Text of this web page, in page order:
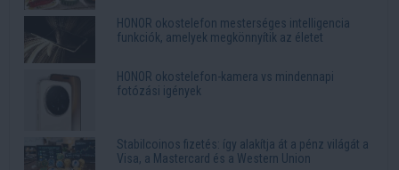
HONOR okostelefon mesterséges intelligencia
funkciók, amelyek megkönnyítik az életet
HONOR okostelefon-kamera vs mindennapi
fotózási igények
Stabilcoinos fizetés: így alakítja át a pénz világát a
Visa, a Mastercard és a Western Union